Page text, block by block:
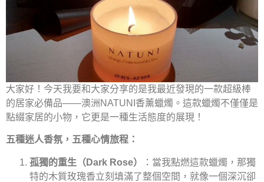
大家好！今天我要和大家分享的是我最近發現的一款超級棒
的居家必備品——澳洲NATUNI香薰蠟燭。這款蠟燭不僅僅是
點綴家居的小物，它更是一種生活態度的展現！
五種迷人香氛，五種心情旅程：
孤獨的重生（Dark Rose）
：當我點燃這款蠟燭，那獨
特的木質玫瑰香立刻填滿了整個空間，就像一個深沉卻